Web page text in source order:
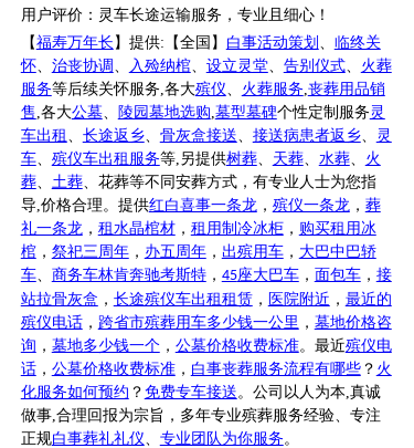
用户评价： 灵车长途运输服务，专业且细心！
【福寿万年长 】提供:【全国】 白事活动策划 、 临终关
怀、 治丧协调 、 入殓纳棺、 设立灵堂、 告别仪式、 火葬
服务等后续关怀服务,各大殡仪、 火葬服务,丧葬用品销
售,各大公墓、 陵园墓地选购,墓型墓碑个性定制服务 灵
车出租 、 长途返乡、 骨灰盒接送、 接送病患者返乡、
灵
车、 殡仪车出租服务等,另提供树葬、 天葬、 水葬、 火
葬、 土葬、花葬等不同安葬方式，有专业人士为您指
导,价格合理。提供红白喜事一条龙， 殡仪一条龙， 葬
礼一条龙， 租水晶棺材， 租用制冷冰柜， 购买租用冰
棺， 祭祀三周年， 办五周年， 出殡用车， 大巴中巴轿
车、 商务车林肯奔驰考斯特， 45座大巴车， 面包车， 接
站拉骨灰盒 ， 长途殡仪车出租租赁， 医院附近 ， 最近的
殡仪电话， 跨省市殡葬用车多少钱一公里 ， 墓地价格咨
询 ， 墓地多少钱一个， 公墓价格收费标准。最近殡仪电
话， 公墓价格收费标准， 白事丧葬服务流程有哪些？ 火
化服务如何预约 ？ 免费专车接送。公司以人为本,真诚
做事,合理回报为宗旨，多年专业殡葬服务经验、专注
正规白事葬礼礼仪、 专业团队为你服务。